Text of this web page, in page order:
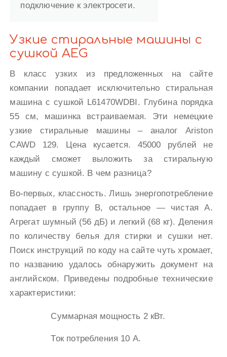
подключение к электросети.
Узкие стиральные машины с
сушкой AEG
В класс узких из предложенных на сайте
компании попадает исключительно стиральная
машина с сушкой L61470WDBI. Глубина порядка
55 см, машинка встраиваемая. Эти немецкие
узкие стиральные машины – аналог Ariston
CAWD 129. Цена кусается. 45000 рублей не
каждый сможет выложить за стиральную
машину с сушкой. В чем разница?
Во-первых, классность. Лишь энергопотребление
попадает в группу В, остальное — чистая А.
Агрегат шумный (56 дБ) и легкий (68 кг). Деления
по количеству белья для стирки и сушки нет.
Поиск инструкций по коду на сайте чуть хромает,
по названию удалось обнаружить документ на
английском. Приведены подробные технические
характеристики:
Суммарная мощность 2 кВт.
Ток потребления 10 А.